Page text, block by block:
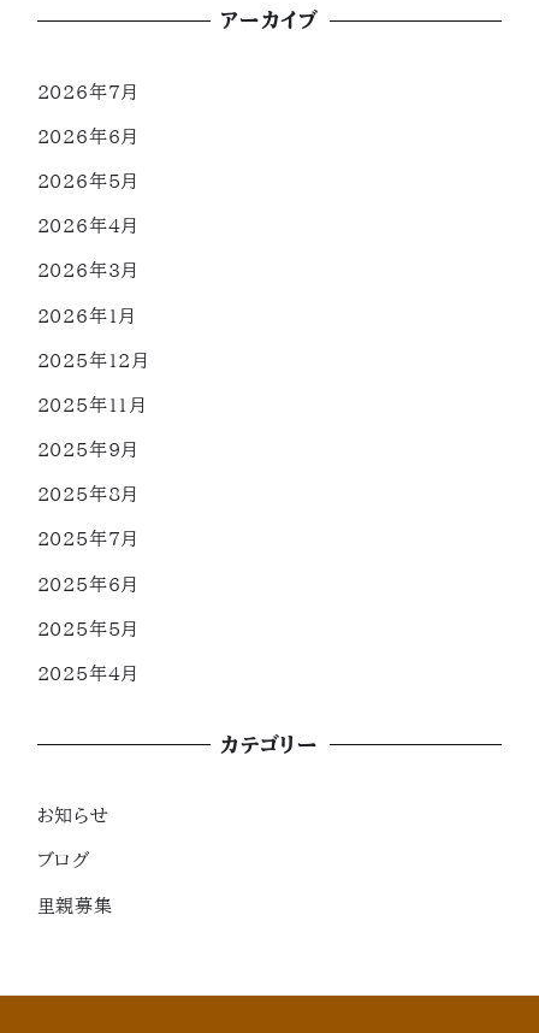
アーカイブ
2026年7月
2026年6月
2026年5月
2026年4月
2026年3月
2026年1月
2025年12月
2025年11月
2025年9月
2025年8月
2025年7月
2025年6月
2025年5月
2025年4月
カテゴリー
お知らせ
ブログ
里親募集